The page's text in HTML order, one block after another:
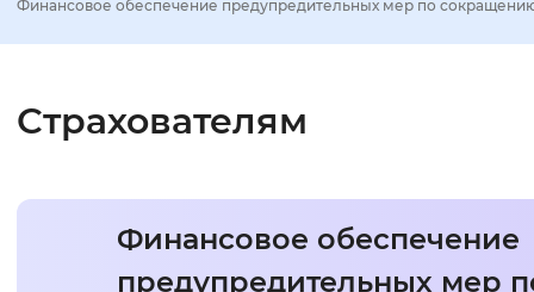
Стандартный Увеличенный
Шрифт
Без засечек С засечками
Финансовое обеспечение предупредительных мер по
Страхователям
Финансовое обеспечение
предупредительных мер